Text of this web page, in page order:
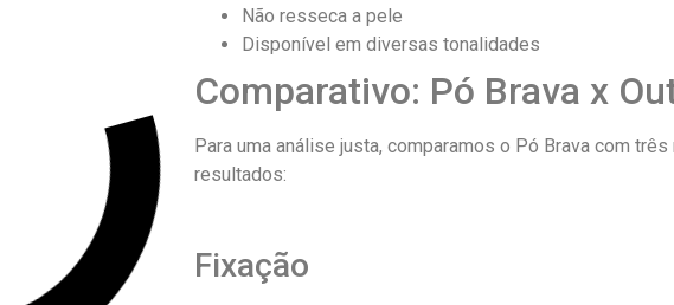
Não resseca a pele
Disponível em diversas tonalidades
Comparativo: Pó Brava x
Para uma análise justa, comparamos o Pó Brava com
resultados:
Fixação